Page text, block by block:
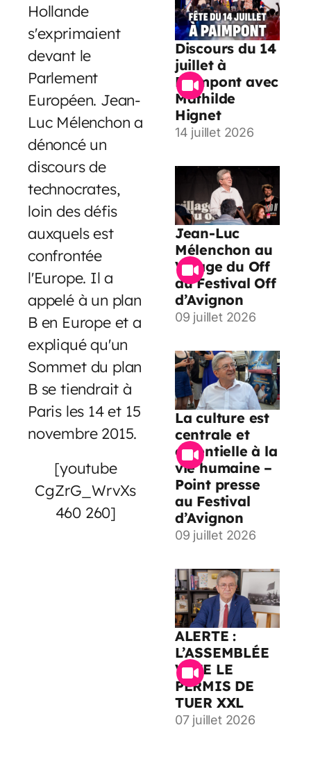
Hollande
s'exprimaient
devant le
Parlement
Européen. Jean-
Luc Mélenchon a
dénoncé un
discours de
technocrates,
loin des défis
auxquels est
confrontée
l'Europe. Il a
appelé à un plan
B en Europe et a
expliqué qu'un
Sommet du plan
B se tiendrait à
Paris les 14 et 15
novembre 2015.
[youtube
CgZrG_WrvXs
460 260]
Discours du 14
juillet à
Paimpont avec
Mathilde
Hignet
14 juillet 2026
Jean-Luc
Mélenchon au
Village du Off
du Festival Off
d’Avignon
09 juillet 2026
La culture est
centrale et
essentielle à la
vie humaine –
Point presse
au Festival
d’Avignon
09 juillet 2026
ALERTE :
L’ASSEMBLÉE
VOTE LE
PERMIS DE
TUER XXL
07 juillet 2026